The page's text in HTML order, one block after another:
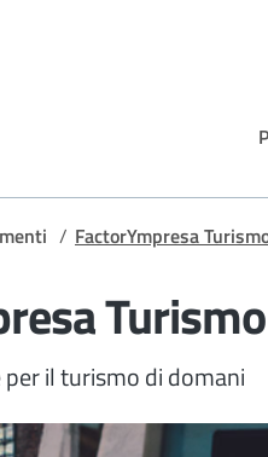
/ FactorYmpresa
Turismo
il turismo di domani